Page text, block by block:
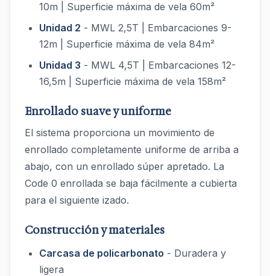
10m | Superficie máxima de vela 60m²
Unidad 2 - MWL 2,5T | Embarcaciones 9-
12m | Superficie máxima de vela 84m²
Unidad 3 - MWL 4,5T | Embarcaciones 12-
16,5m | Superficie máxima de vela 158m²
Enrollado suave y uniforme
El sistema proporciona un movimiento de
enrollado completamente uniforme de arriba a
abajo, con un enrollado súper apretado. La
Code 0 enrollada se baja fácilmente a cubierta
para el siguiente izado.
Construcción y materiales
Carcasa de policarbonato - Duradera y
ligera